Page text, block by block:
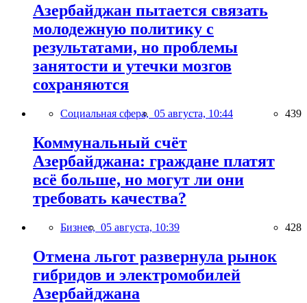
Азербайджан пытается связать
молодежную политику с
результатами, но проблемы
занятости и утечки мозгов
сохраняются
Социальная сфера, 05 августа, 10:44 439
Коммунальный счёт
Азербайджана: граждане платят
всё больше, но могут ли они
требовать качества?
Бизнес, 05 августа, 10:39 428
Отмена льгот развернула рынок
гибридов и электромобилей
Азербайджана